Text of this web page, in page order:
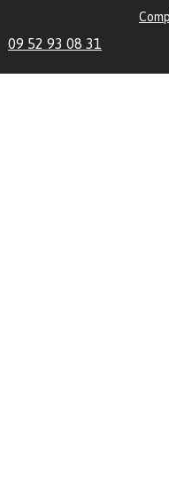
09 52 93 08 31